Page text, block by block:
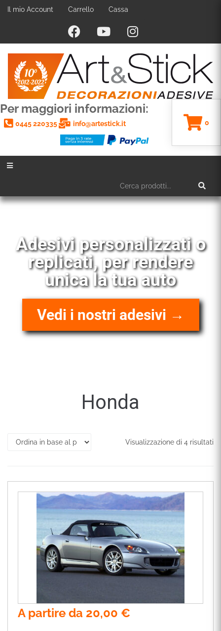
Il mio Account Carrello Cassa
Per maggiori informazioni:
0445 220335 info@artestick.it 0
Vendita ed
installazione livree
racing
Scopri i nostri kit →
Honda
Visualizzazione di 4 risultati
A partire da 20,00 €